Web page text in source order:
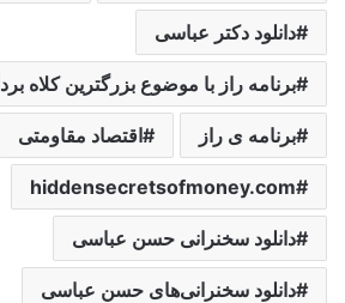
دانلود دکتر عباسی
برنامه راز با موضوع بزرگترین کلاه
برنامه ی راز اقتصاد مقاومتی
hiddensecretsofmoney.com
دانلود سخنرانی حسن عباسی
دانلود سخنرانی‌های حسن عباسی